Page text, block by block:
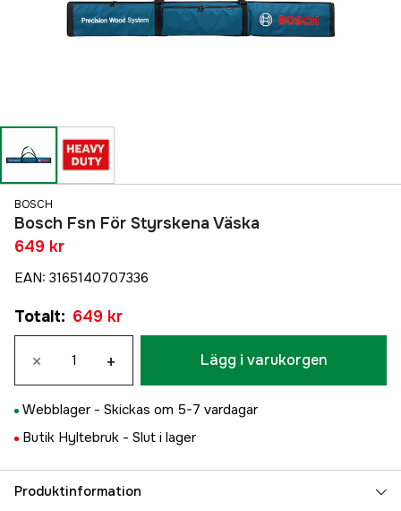
BOSCH
Bosch Fsn För Styrskena Väska
649 kr
EAN: 3165140707336
Totalt: 649 kr
× + Lägg i varukorgen
Webblager - Skickas om 5-7 vardagar
Butik Hyltebruk - Slut i lager
Produktinformation